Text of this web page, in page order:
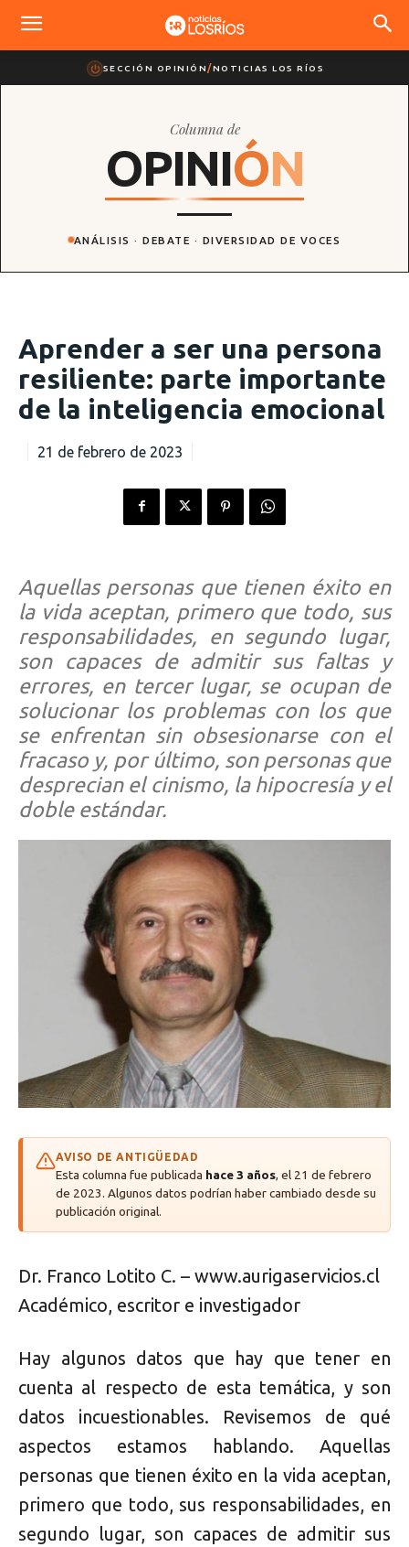
SECCIÓN OPINIÓN/NOTICIAS LOS RÍOS
Columna de
OPINIÓN
ANÁLISIS · DEBATE · DIVERSIDAD DE VOCES
Aprender a ser una persona
resiliente: parte importante
de la inteligencia emocional
21 de febrero de 2023
Aquellas personas que tienen éxito en
la vida aceptan, primero que todo, sus
responsabilidades, en segundo lugar,
son capaces de admitir sus faltas y
errores, en tercer lugar, se ocupan de
solucionar los problemas con los que
se enfrentan sin obsesionarse con el
fracaso y, por último, son personas que
desprecian el cinismo, la hipocresía y el
doble estándar.
AVISO DE ANTIGÜEDAD
Esta columna fue publicada hace 3 años, el 21 de febrero
de 2023. Algunos datos podrían haber cambiado desde su
publicación original.
Dr. Franco Lotito C. – www.aurigaservicios.cl
Académico, escritor e investigador
Hay algunos datos que hay que tener en
cuenta al respecto de esta temática, y son
datos incuestionables. Revisemos de qué
aspectos estamos hablando. Aquellas
personas que tienen éxito en la vida aceptan,
primero que todo, sus responsabilidades, en
segundo lugar, son capaces de admitir sus